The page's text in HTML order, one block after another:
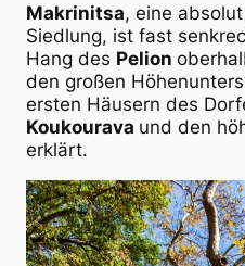
Makrinitsa, eine
Siedlung, ist fast
Hang des Pelion
den großen
ersten Häusern des
Koukourava und den
erklärt.